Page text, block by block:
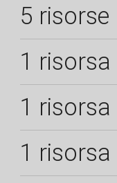
5 risorse
1 risorsa
1 risorsa
1 risorsa